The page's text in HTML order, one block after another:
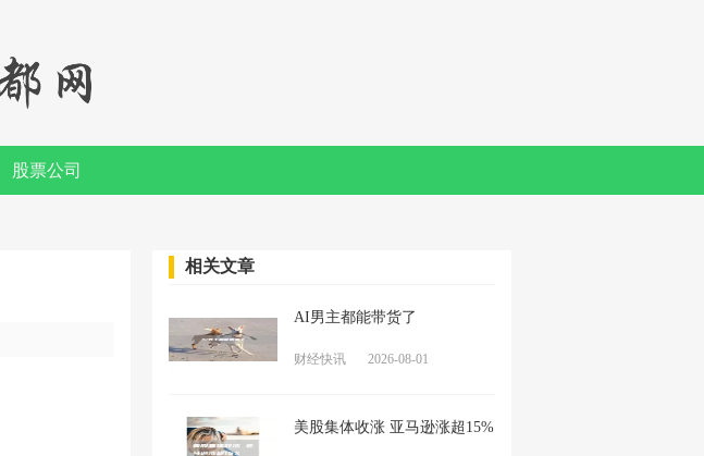
股票公司
相关文章
AI男主都能带货了
财经快讯 2026-08-01
美股集体收涨 亚马逊涨超15%